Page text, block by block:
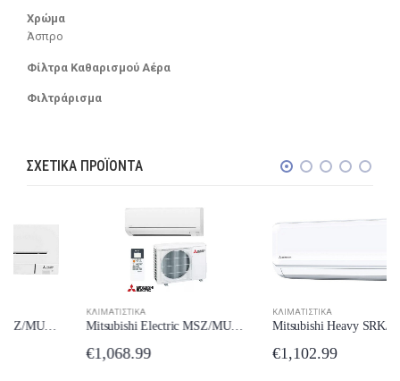
Χρώμα
Άσπρο
Φίλτρα Καθαρισμού Αέρα
Φιλτράρισμα
ΣΧΕΤΙΚΆ ΠΡΟΪΌΝΤΑ
Mitsubishi Electric MSZ/MUZ-BT35VG Κλιματιστικό 12000 BTU A++/A+++ New Model 2024
1,068.99
Mitsubishi Heavy SRK/SRC-25ZTL-W Κλιματιστικό 9000 BTU New Model 2024
1,102.99